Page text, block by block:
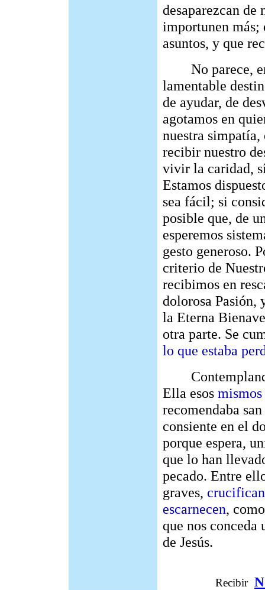
desaparezcan de
importunen más;
asuntos, y que
No parece, en
lamentable
de ayudar, de
agotamos en
nuestra simpatía,
recibir nuestro
vivir la caridad,
Estamos
sea fácil; si
posible que, de
esperemos
gesto generoso.
criterio de
recibimos en
dolorosa Pasión,
la Eterna
otra parte. Se
lo que estaba
Contemplando
Ella esos
recomendaba
consiente en el
porque espera,
que lo han
pecado. Entre
graves,
escarnecen,
que nos conceda
de Jesús.
Recibir